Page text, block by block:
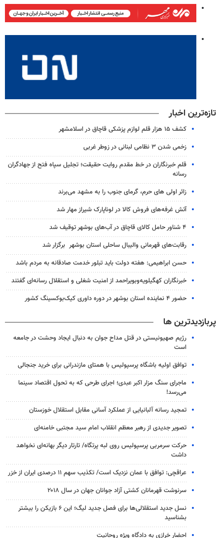
تازه‌ترین اخبار
کشف ۱۵ هزار قلم لوازم پزشکی قاچاق در اسلامشهر
زخمی شدن ۳ نظامی لبنانی در زوطر غربی
قلم خبرنگاران در خط مقدم روایت حقیقت؛ تجلیل سپاه فتح از جهادگران
رسانه
زائر اولی های حرم، گرمای جنوب را به مشهد می‌برند
آتش غرفه‌های فروش کالا در لوناپارک شیراز مهار شد
۴ شناور حامل کالای قاچاق در آب‌های بوشهر توقیف شد
رقابت‌های قهرمانی والیبال ساحلی استان بوشهر برگزار شد
حسن ابراهیمی: هفته دولت باید تبلور خدمت صادقانه به مردم باشد
خبرنگاران کهگیلویه‌وبویراحمد از امنیت شغلی و استقلال رسانه‌ای گفتند
حضور ۴ نماینده استان بوشهر در دوره داوری کیک‌بوکسینگ کشور
پربازدیدترین ها
رژیم صهیونیستی در قتل مداح جوان به دنبال ایجاد وحشت در جامعه
است
توافق اولیه باشگاه پرسپولیس با همتای مازندرانی برای خرید جنجالی
ماجرای سنگ مزار اکبر عبدی؛ اجرای طرحی که به تحول اقتصاد سینما
می‌رسد!
تمجید رسانه آلبانیایی از عملکرد آسانی مقابل استقلال خوزستان
تصویر جدیدی از رهبر معظم انقلاب امام سید مجتبی خامنه‌ای
حرکت سرمربی پرسپولیس روی لبه پرتگاه/ تارتار دیگر بهانه‌ای نخواهد
داشت
عراقچی: توافق با عمان نزدیک است/ تکذیب سهم ۱۱ درصدی ایران از خزر
سرنوشت قهرمانان کشتی آزاد جوانان جهان در سال ۲۰۱۸
نسل جدید استقلالی‌ها برای فصل جدید لیگ؛ این ۶ بازیکن را بیشتر
بشناسید
احضار خرازی به دادگاه ویژه روحانیت